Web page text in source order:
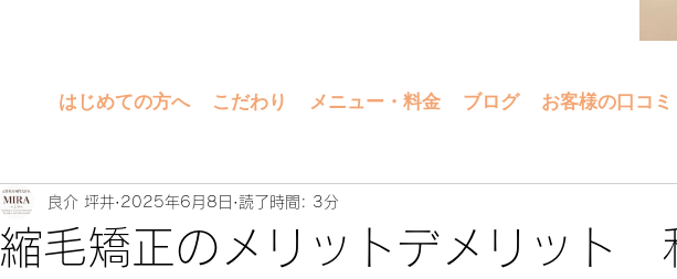
はじめての方へ こだわり メニュー・料金 ブログ お客様の口コミ
縮毛矯正のメリットデメリット
良介 坪井 2025年6月8日 読了時間: 3分